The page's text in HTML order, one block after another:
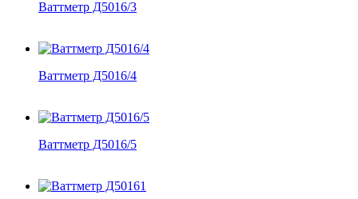
Ваттметр Д5016/3
Ваттметр Д5016/4
Ваттметр Д5016/5